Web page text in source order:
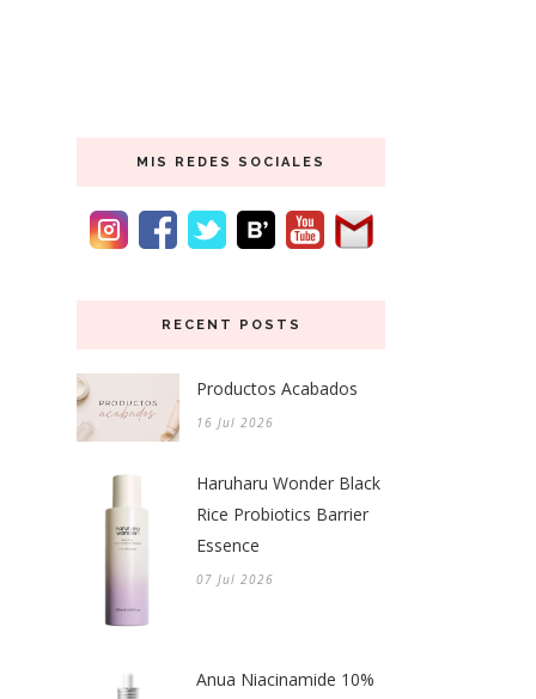
MIS REDES SOCIALES
RECENT POSTS
Productos Acabados
16 Jul 2026
Haruharu Wonder Black
Rice Probiotics Barrier
Essence
07 Jul 2026
Anua Niacinamide 10%